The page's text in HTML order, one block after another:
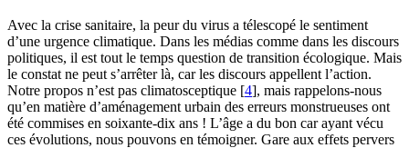
Avec la crise sanitaire, la peur du virus a télescopé le sentiment
d’une urgence climatique. Dans les médias comme dans les discours
politiques, il est tout le temps question de transition écologique. Mais
le constat ne peut s’arrêter là, car les discours appellent l’action.
Notre propos n’est pas climatosceptique [4], mais rappelons-nous
qu’en matière d’aménagement urbain des erreurs monstrueuses ont
été commises en soixante-dix ans ! L’âge a du bon car ayant vécu
ces évolutions, nous pouvons en témoigner. Gare aux effets pervers